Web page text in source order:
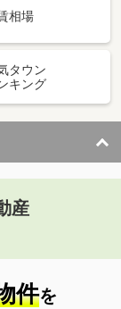
相場
タウン
キング
産
件を